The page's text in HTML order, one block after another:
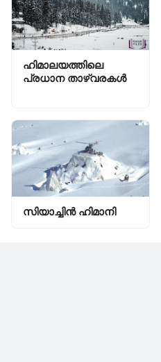
ഹിമാലയത്തിലെ
പ്രധാന താഴ്വരകൾ
സിയാച്ചിന്‍ ഹിമാനി